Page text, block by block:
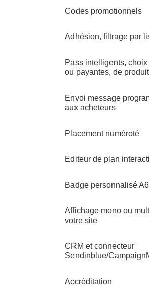
Codes promotionnels
Adhésion, filtrage par
Pass intelligents,
ou payantes, de
Envoi message
aux acheteurs
Placement numéroté
Editeur de plan
Badge personnalisé
Affichage mono ou
votre site
CRM et connecteur
Sendinblue/
Accréditation